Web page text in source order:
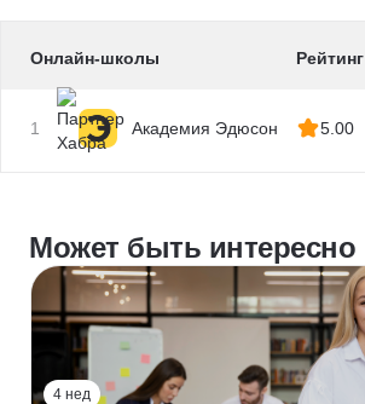
Онлайн-школы Рейтинг
1 Академия Эдюсон 5.00
Может быть интересно
4 нед